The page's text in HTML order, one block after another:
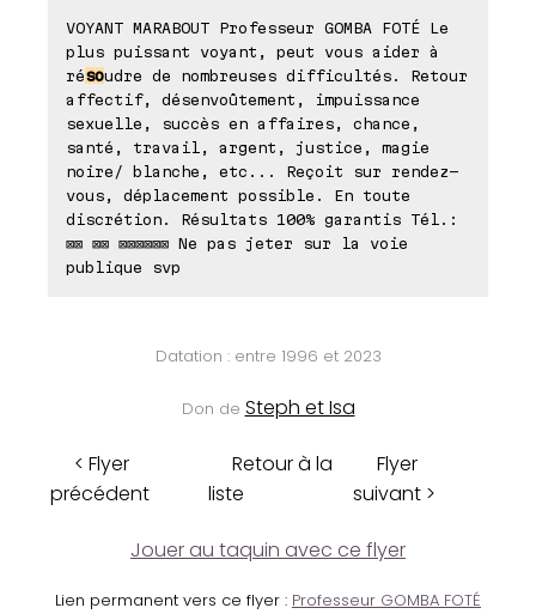
VOYANT MARABOUT Professeur GOMBA FOTÉ Le
plus puissant voyant, peut vous aider à
résoudre de nombreuses difficultés. Retour
affectif, désenvoûtement, impuissance
sexuelle, succès en affaires, chance,
santé, travail, argent, justice, magie
noire/ blanche, etc... Reçoit sur rendez-
vous, déplacement possible. En toute
discrétion. Résultats 100% garantis Tél.:
⊠⊠ ⊠⊠ ⊠⊠⊠⊠⊠⊠ Ne pas jeter sur la voie
publique svp
Datation : entre 1996 et 2023
Don de Steph et Isa
< Flyer
précédent
Retour à la
liste
Flyer
suivant >
Jouer au taquin avec ce flyer
Lien permanent vers ce flyer : Professeur GOMBA FOTÉ